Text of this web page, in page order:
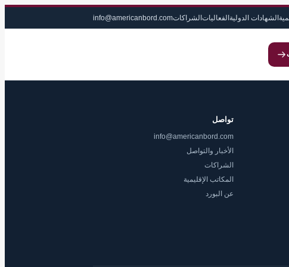
الشهادات الدولية الفعاليات الشراكاتinfo@americanbord.com
تواصل
info@americanbord.com
الأخبار والتواصل
الشراكات
المكاتب الإقليمية
عن البورد